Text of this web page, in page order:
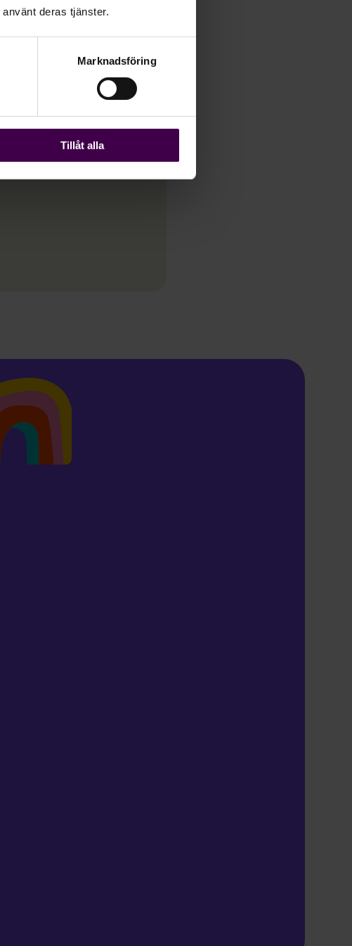
deras tjänster.
Marknadsföring
Tillåt alla